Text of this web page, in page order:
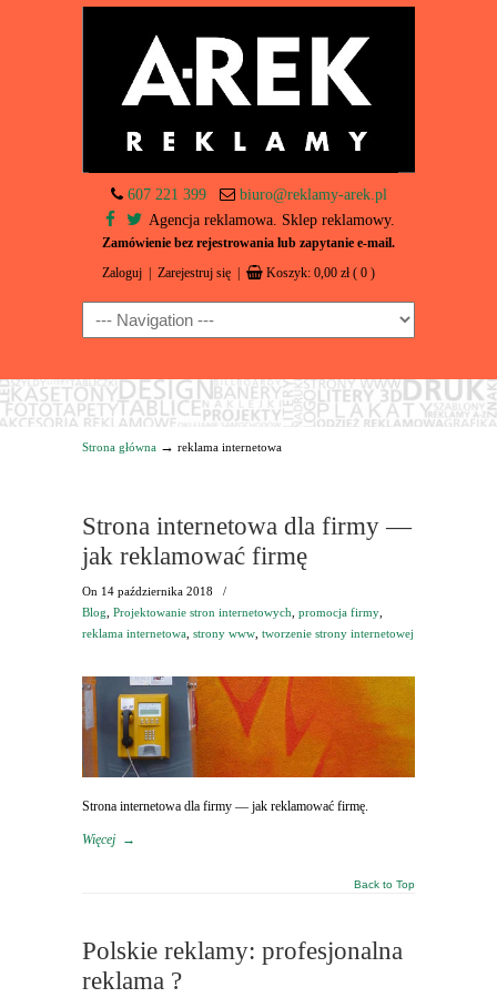
607 221 399
biuro@reklamy-arek.pl
Agencja reklamowa. Sklep reklamowy.
Zamówienie bez rejestrowania lub zapytanie e-mail.
Zaloguj Zarejestruj się Koszyk: 0,00 zł ( 0 )
Navigation
Strona główna → reklama internetowa
Strona internetowa dla firmy —
jak reklamować firmę
On 14 października 2018
/
Blog Projektowanie stron internetowych promocja firmy
reklama internetowa strony www tworzenie strony internetowej
Strona internetowa dla firmy — jak reklamować firmę.
Więcej →
Back to Top
Polskie reklamy: profesjonalna
reklama ?